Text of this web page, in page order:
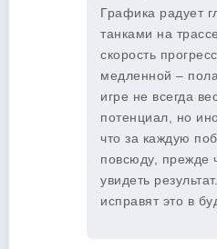
Графика радует
танками на
скорость
медленной –
игре не всегда
потенциал, но
что за каждую
повсюду, прежде
увидеть
исправят это в